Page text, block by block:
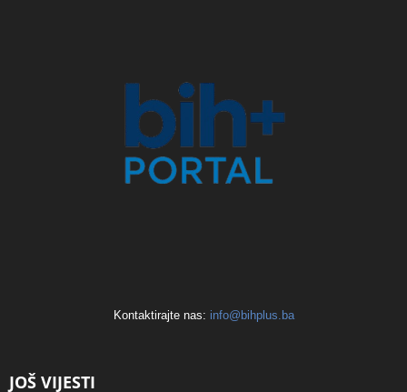
Kontaktirajte nas: info@bihplus.ba
JOŠ VIJESTI